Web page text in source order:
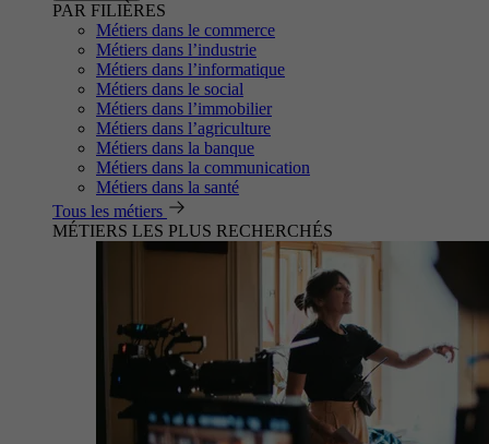
PAR FILIÈRES
Métiers dans le commerce
Métiers dans l’industrie
Métiers dans l’informatique
Métiers dans le social
Métiers dans l’immobilier
Métiers dans l’agriculture
Métiers dans la banque
Métiers dans la communication
Métiers dans la santé
Tous les métiers
MÉTIERS LES PLUS RECHERCHÉS